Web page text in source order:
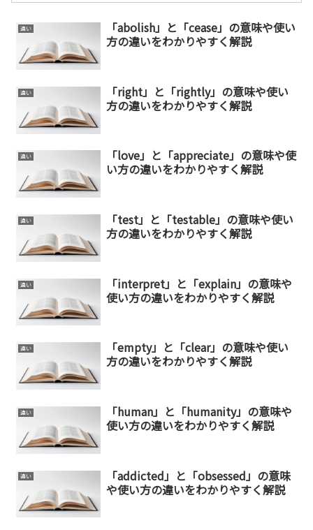
違い
「abolish」と「cease」の意味や使い
方の違いをわかりやすく解説
違い
「right」と「rightly」の意味や使い
方の違いをわかりやすく解説
違い
「love」と「appreciate」の意味や使
い方の違いをわかりやすく解説
違い
「test」と「testable」の意味や使い
方の違いをわかりやすく解説
違い
「interpret」と「explain」の意味や
使い方の違いをわかりやすく解説
違い
「empty」と「clear」の意味や使い
方の違いをわかりやすく解説
違い
「human」と「humanity」の意味や
使い方の違いをわかりやすく解説
違い
「addicted」と「obsessed」の意味
や使い方の違いをわかりやすく解説